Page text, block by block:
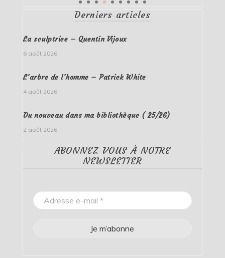
Derniers articles
La sculptrice – Quentin Vijoux
6 août 2026
L’arbre de l’homme – Patrick White
4 août 2026
Du nouveau dans ma bibliothèque ( 25/26)
2 août 2026
ABONNEZ-VOUS À NOTRE
NEWSLETTER